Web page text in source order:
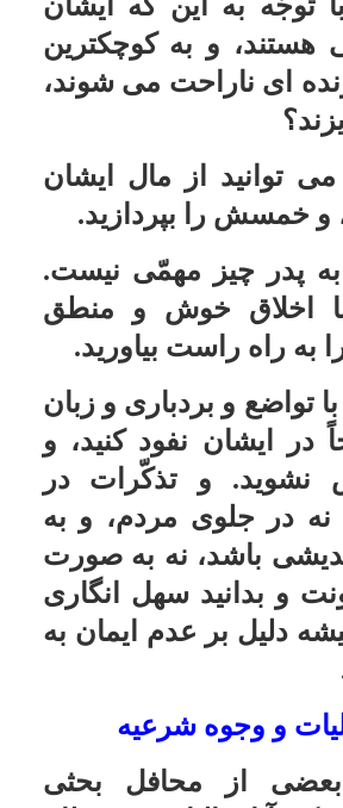
سؤال:
اگر از پولی که خمس آن را
داده ایم لباسی بخریم ولی از آن لباس
در طول سال استفاده نکنیم باید یک بار
دیگر خمس آن را بدهیم؟
پاسخ:در صورتی که مورد نیازتان نبوده
و ترقی قیمت داشته باید خمس ترقی
قیمت آن را بدهید.
قرض گرفتن از کسی که حساب
سؤال:اگر از کسی که می دانیم خمس
نمی دهد و کلاً اهل پرداخت وجوهات
شرعیه نیست، پولی به عنوان قرض
الحسنه بگیریم و پس از استفاده از آن،
و به طور مثال پس از چند ماه عین پول
را به او بازگردانیم، آیا قرض گرفتن و
استفاده ما از آن پول صحیح است؟
پاسخ:در صورتی که یقین نداشته باشید
آنچه را به شما به عنوان قرضی داده
مشمول خمس بوده اشکال ندارد.
استفاده طلاب از امکانات خانواده که
خمس نمی دهند
سؤال:پدر و مادر یا اقوام طلبه ای
استفاده کند؟ (مثلا از جهت اینکه
خودش از خمس شهریه می گیرد)
پاسخ:ما به شما اجازه می دهیم که از
غذا و وسائل آنها استفاده کنید.